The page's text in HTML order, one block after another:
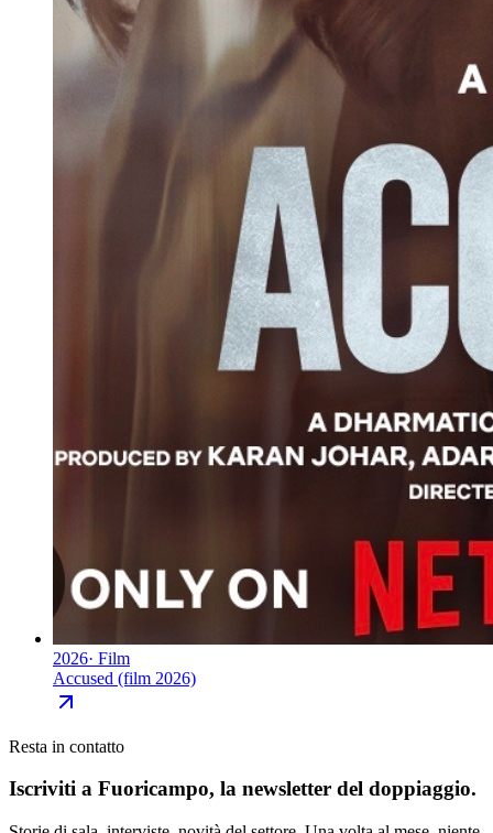
2026· Film
Accused (film 2026)
Resta in contatto
Iscriviti a Fuoricampo, la newsletter del doppiaggio.